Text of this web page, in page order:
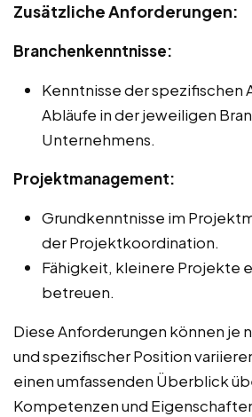
Zusätzliche Anforderungen:
Branchenkenntnisse:
Kenntnisse der spezifischen
Abläufe in der jeweiligen
Unternehmens.
Projektmanagement:
Grundkenntnisse im
der Projektkoordination.
Fähigkeit, kleinere Projekte
betreuen.
Diese Anforderungen können je
und spezifischer Position
einen umfassenden Überblick
Kompetenzen und